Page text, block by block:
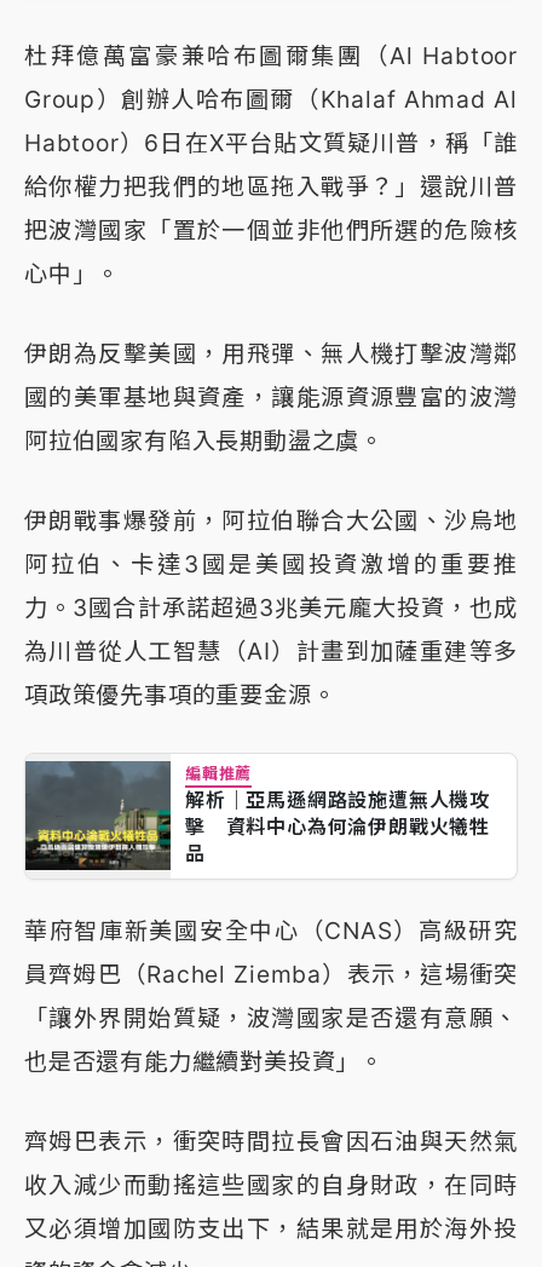
杜拜億萬富豪兼哈布圖爾集團（Al Habtoor
Group）創辦人哈布圖爾（Khalaf Ahmad Al
Habtoor）6日在X平台貼文質疑川普，稱「誰
給你權力把我們的地區拖入戰爭？」還說川普
把波灣國家「置於一個並非他們所選的危險核
心中」。
伊朗為反擊美國，用飛彈、無人機打擊波灣鄰
國的美軍基地與資產，讓能源資源豐富的波灣
阿拉伯國家有陷入長期動盪之虞。
伊朗戰事爆發前，阿拉伯聯合大公國、沙烏地
阿拉伯、卡達3國是美國投資激增的重要推
力。3國合計承諾超過3兆美元龐大投資，也成
為川普從人工智慧（AI）計畫到加薩重建等多
項政策優先事項的重要金源。
編輯推薦
解析｜亞馬遜網路設施遭無人機攻
擊 資料中心為何淪伊朗戰火犧牲
品
華府智庫新美國安全中心（CNAS）高級研究
員齊姆巴（Rachel Ziemba）表示，這場衝突
「讓外界開始質疑，波灣國家是否還有意願、
也是否還有能力繼續對美投資」。
齊姆巴表示，衝突時間拉長會因石油與天然氣
收入減少而動搖這些國家的自身財政，在同時
又必須增加國防支出下，結果就是用於海外投